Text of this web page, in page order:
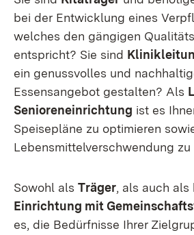
bei der Entwicklung eines
welches den gängigen
entspricht? Sie sind
ein genussvolles und
Essensangebot gestalten? Als
Senioreneinrichtung ist es
Speisepläne zu optimieren
Lebensmittelverschwendung zu
Sowohl als Träger, als auch als
Einrichtung mit
es, die Bedürfnisse Ihrer